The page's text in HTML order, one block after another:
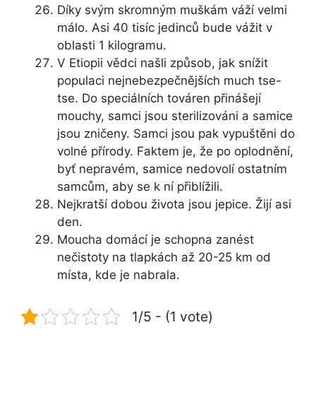
Díky svým skromným muškám váží velmi
málo. Asi 40 tisíc jedinců bude vážit v
oblasti 1 kilogramu.
V Etiopii vědci našli způsob, jak snížit
populaci nejnebezpečnějších much tse-
tse. Do speciálních továren přinášejí
mouchy, samci jsou sterilizováni a samice
jsou zničeny. Samci jsou pak vypuštěni do
volné přírody. Faktem je, že po oplodnění,
byť nepravém, samice nedovolí ostatním
samcům, aby se k ní přiblížili.
Nejkratší dobou života jsou jepice. Žijí asi
den.
Moucha domácí je schopna zanést
nečistoty na tlapkách až 20-25 km od
místa, kde je nabrala.
1/5 - (1 vote)